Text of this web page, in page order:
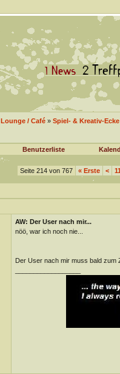
Lounge / Café» Spiel- & Kreativ-Ecke
Benutzerliste
Seite 214 von 767 «Erste <
AW: Der User nach mir...
nöö, war ich noch nie...
Der User nach mir muss bald zum